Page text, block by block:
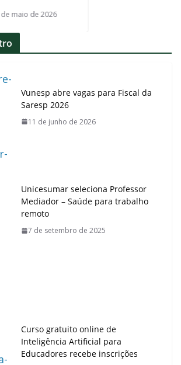
de 2026
Vunesp abre vagas para Fiscal da
Saresp 2026
11 de junho de 2026
Unicesumar seleciona Professor
Mediador – Saúde para trabalho
remoto
7 de setembro de 2025
Curso gratuito online de
Inteligência Artificial para
Educadores recebe inscrições